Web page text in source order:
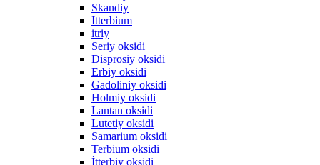
Skandiy
Itterbium
itriy
Seriy oksidi
Disprosiy oksidi
Erbiy oksidi
Gadoliniy oksidi
Holmiy oksidi
Lantan oksidi
Lutetiy oksidi
Samarium oksidi
Terbium oksidi
İtterbiy oksidi